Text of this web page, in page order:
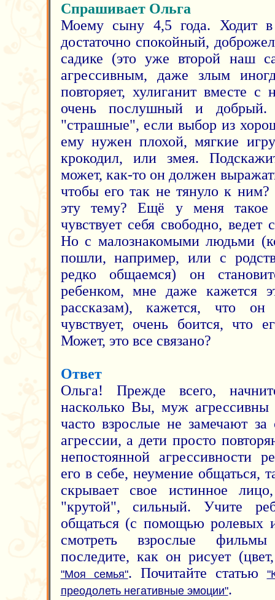
Спрашивает Ольга
Моему сыну 4,5 года. Ходит
достаточно спокойный,
садике (это уже второй наш
агрессивным, даже злым
повторяет, хулиганит вместе
очень послушный и
"страшные", если выбор из
ему нужен плохой, мягкие
крокодил, или змея.
может, как-то он должен
чтобы его так не тянуло к
эту тему? Ещё у меня такое
чувствует себя свободно, ведет
Но с малознакомыми людьми
пошли, например, или с
редко общаемся) он
ребенком, мне даже кажется
рассказам), кажется, что он
чувствует, очень боится, что
Может, это все связано?
Ответ
Ольга! Прежде всего,
насколько Вы, муж агрессивны
часто взрослые не замечают
агрессии, а дети просто
непостоянной агрессивности
его в себе, неумение общаться,
скрывает свое истинное
"крутой", сильный. Учите
общаться (с помощью ролевых
смотреть взрослые
последите, как он рисует
"Моя семья". Почитайте статью
преодолеть негативные эмоции".